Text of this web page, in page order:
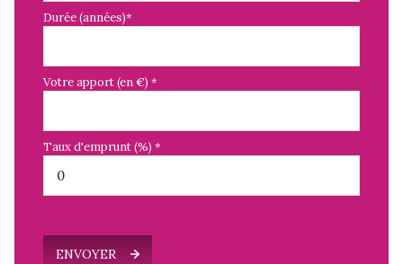
Durée (années)*
Votre apport (en €) *
Taux d'emprunt (%) *
ENVOYER